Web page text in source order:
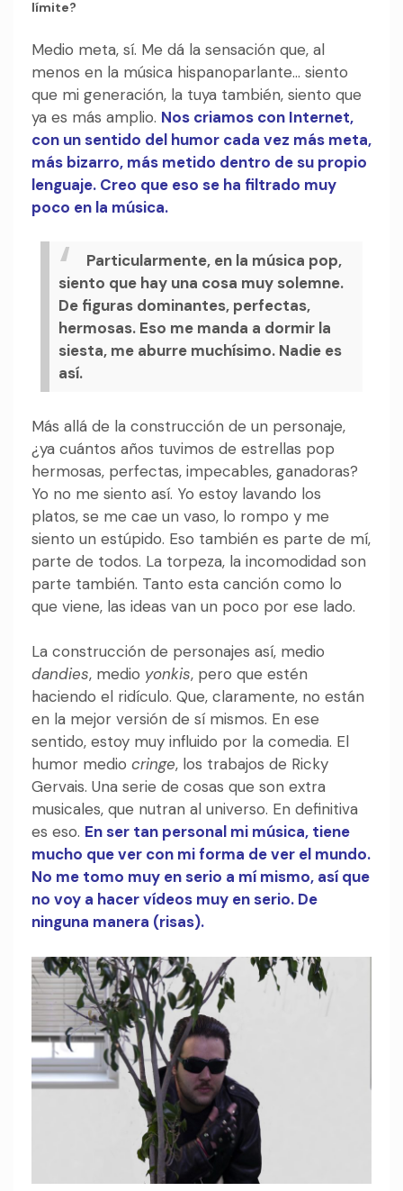
límite?
Medio meta, sí. Me dá la sensación que, al
menos en la música hispanoparlante… siento
que mi generación, la tuya también, siento que
ya es más amplio. Nos criamos con Internet,
con un sentido del humor cada vez más meta,
más bizarro, más metido dentro de su propio
lenguaje. Creo que eso se ha filtrado muy
poco en la música.
Particularmente, en la música pop,
siento que hay una cosa muy solemne.
De figuras dominantes, perfectas,
hermosas. Eso me manda a dormir la
siesta, me aburre muchísimo. Nadie es
así.
Más allá de la construcción de un personaje,
¿ya cuántos años tuvimos de estrellas pop
hermosas, perfectas, impecables, ganadoras?
Yo no me siento así. Yo estoy lavando los
platos, se me cae un vaso, lo rompo y me
siento un estúpido. Eso también es parte de mí,
parte de todos. La torpeza, la incomodidad son
parte también. Tanto esta canción como lo
que viene, las ideas van un poco por ese lado.
La construcción de personajes así, medio
dandies, medio yonkis, pero que estén
haciendo el ridículo. Que, claramente, no están
en la mejor versión de sí mismos. En ese
sentido, estoy muy influido por la comedia. El
humor medio cringe, los trabajos de Ricky
Gervais. Una serie de cosas que son extra
musicales, que nutran al universo. En definitiva
es eso. En ser tan personal mi música, tiene
mucho que ver con mi forma de ver el mundo.
No me tomo muy en serio a mí mismo, así que
no voy a hacer vídeos muy en serio. De
ninguna manera (risas).